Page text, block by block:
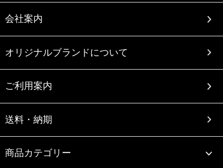
会社案内
オリジナルブランドについて
ご利用案内
送料・納期
商品カテゴリー